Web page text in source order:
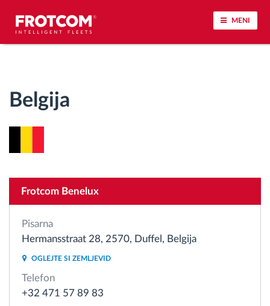
MENI
Analiza vedenja med vožnjo
Nadzor nad dostopom
Belgija
Frotcom Benelux
Pisarna
Hermansstraat 28, 2570, Duffel, Belgija
OGLEJTE SI ZEMLJEVID
Telefon
+32 471 57 89 83